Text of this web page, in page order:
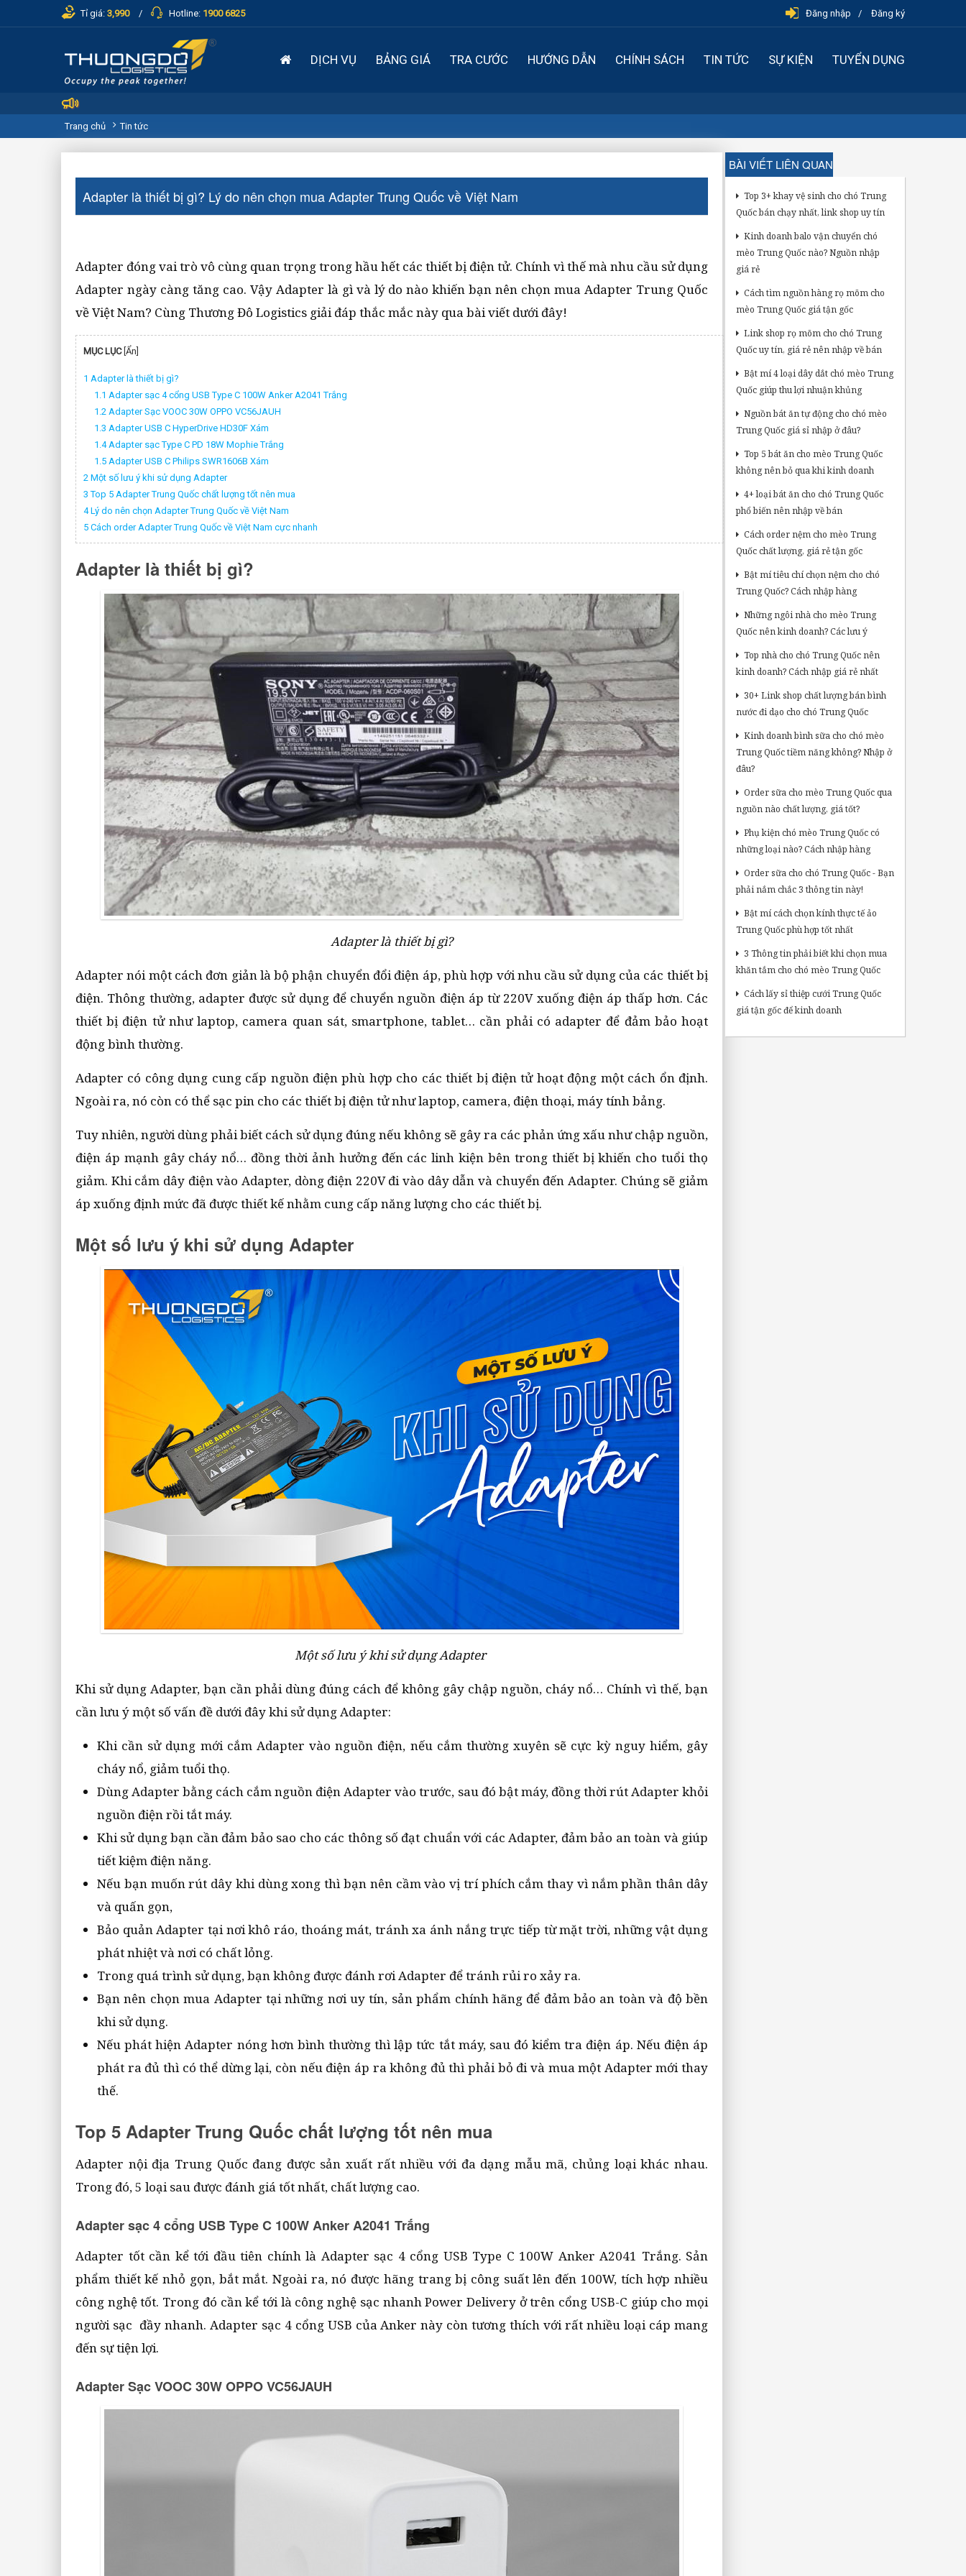
Tỉ giá: 3,990 Hotline: 1900 6825 Đăng nhập Đăng ký
DỊCH VỤ BẢNG GIÁ TRA CƯỚC HƯỚNG DẪN CHÍNH SÁCH TIN TỨC SỰ KIỆN TUYỂN DỤNG
Trang chủ Tin tức
Adapter là thiết bị gì? Lý do nên chọn mua Adapter Trung Quốc về Việt Nam
Adapter đóng vai trò vô cùng quan trọng trong hầu hết các thiết bị điện tử. Chính vì thế mà nhu cầu sử dụng
Adapter ngày càng tăng cao. Vậy Adapter là gì và lý do nào khiến bạn nên chọn mua Adapter Trung Quốc
về Việt Nam? Cùng Thương Đô Logistics giải đáp thắc mắc này qua bài viết dưới đây!
MỤC LỤC Ẩn
1 Adapter là thiết bị gì?
1.1 Adapter sạc 4 cổng USB Type C 100W Anker A2041 Trắng
1.2 Adapter Sạc VOOC 30W OPPO VC56JAUH
1.3 Adapter USB C HyperDrive HD30F Xám
1.4 Adapter sạc Type C PD 18W Mophie Trắng
1.5 Adapter USB C Philips SWR1606B Xám
2 Một số lưu ý khi sử dụng Adapter
3 Top 5 Adapter Trung Quốc chất lượng tốt nên mua
4 Lý do nên chọn Adapter Trung Quốc về Việt Nam
5 Cách order Adapter Trung Quốc về Việt Nam cực nhanh
Adapter là thiết bị gì?
Adapter là thiết bị gì?
Adapter nói một cách đơn giản là bộ phận chuyển đổi điện áp, phù hợp với nhu cầu sử dụng của các thiết bị
điện. Thông thường, adapter được sử dụng để chuyển nguồn điện áp từ 220V xuống điện áp thấp hơn. Các
thiết bị điện tử như laptop, camera quan sát, smartphone, tablet… cần phải có adapter để đảm bảo hoạt
động bình thường.
Adapter có công dụng cung cấp nguồn điện phù hợp cho các thiết bị điện tử hoạt động một cách ổn định.
Ngoài ra, nó còn có thể sạc pin cho các thiết bị điện tử như laptop, camera, điện thoại, máy tính bảng.
Tuy nhiên, người dùng phải biết cách sử dụng đúng nếu không sẽ gây ra các phản ứng xấu như chập nguồn,
điện áp mạnh gây cháy nổ… đồng thời ảnh hưởng đến các linh kiện bên trong thiết bị khiến cho tuổi thọ
giảm. Khi cắm dây điện vào Adapter, dòng điện 220V đi vào dây dẫn và chuyển đến Adapter. Chúng sẽ giảm
áp xuống định mức đã được thiết kế nhằm cung cấp năng lượng cho các thiết bị.
Một số lưu ý khi sử dụng Adapter
Một số lưu ý khi sử dụng Adapter
Khi sử dụng Adapter, bạn cần phải dùng đúng cách để không gây chập nguồn, cháy nổ… Chính vì thế, bạn
cần lưu ý một số vấn đề dưới đây khi sử dụng Adapter:
Khi cần sử dụng mới cắm Adapter vào nguồn điện, nếu cắm thường xuyên sẽ cực kỳ nguy hiểm, gây
cháy nổ, giảm tuổi thọ.
Dùng Adapter bằng cách cắm nguồn điện Adapter vào trước, sau đó bật máy, đồng thời rút Adapter khỏi
nguồn điện rồi tắt máy.
Khi sử dụng bạn cần đảm bảo sao cho các thông số đạt chuẩn với các Adapter, đảm bảo an toàn và giúp
tiết kiệm điện năng.
Nếu bạn muốn rút dây khi dùng xong thì bạn nên cầm vào vị trí phích cắm thay vì nắm phần thân dây
và quấn gọn,
Bảo quản Adapter tại nơi khô ráo, thoáng mát, tránh xa ánh nắng trực tiếp từ mặt trời, những vật dụng
phát nhiệt và nơi có chất lỏng.
Trong quá trình sử dụng, bạn không được đánh rơi Adapter để tránh rủi ro xảy ra.
Bạn nên chọn mua Adapter tại những nơi uy tín, sản phẩm chính hãng để đảm bảo an toàn và độ bền
khi sử dụng.
Nếu phát hiện Adapter nóng hơn bình thường thì lập tức tắt máy, sau đó kiểm tra điện áp. Nếu điện áp
phát ra đủ thì có thể dừng lại, còn nếu điện áp ra không đủ thì phải bỏ đi và mua một Adapter mới thay
thế.
Top 5 Adapter Trung Quốc chất lượng tốt nên mua
Adapter nội địa Trung Quốc đang được sản xuất rất nhiều với đa dạng mẫu mã, chủng loại khác nhau.
Trong đó, 5 loại sau được đánh giá tốt nhất, chất lượng cao.
Adapter sạc 4 cổng USB Type C 100W Anker A2041 Trắng
Adapter tốt cần kể tới đầu tiên chính là Adapter sạc 4 cổng USB Type C 100W Anker A2041 Trắng. Sản
phẩm thiết kế nhỏ gọn, bắt mắt. Ngoài ra, nó được hãng trang bị công suất lên đến 100W, tích hợp nhiều
công nghệ tốt. Trong đó cần kể tới là công nghệ sạc nhanh Power Delivery ở trên cổng USB-C giúp cho mọi
người sạc đầy nhanh. Adapter sạc 4 cổng USB của Anker này còn tương thích với rất nhiều loại cáp mang
đến sự tiện lợi.
Adapter Sạc VOOC 30W OPPO VC56JAUH
BÀI VIẾT LIÊN QUAN
Top 3+ khay vệ sinh cho chó Trung
Quốc bán chạy nhất, link shop uy tín
Kinh doanh balo vận chuyển chó
mèo Trung Quốc nào? Nguồn nhập
giá rẻ
Cách tìm nguồn hàng rọ mõm cho
mèo Trung Quốc giá tận gốc
Link shop rọ mõm cho chó Trung
Quốc uy tín, giá rẻ nên nhập về bán
Bật mí 4 loại dây dắt chó mèo Trung
Quốc giúp thu lợi nhuận khủng
Nguồn bát ăn tự động cho chó mèo
Trung Quốc giá sỉ nhập ở đâu?
Top 5 bát ăn cho mèo Trung Quốc
không nên bỏ qua khi kinh doanh
4+ loại bát ăn cho chó Trung Quốc
phổ biến nên nhập về bán
Cách order nệm cho mèo Trung
Quốc chất lượng, giá rẻ tận gốc
Bật mí tiêu chí chọn nệm cho chó
Trung Quốc? Cách nhập hàng
Những ngôi nhà cho mèo Trung
Quốc nên kinh doanh? Các lưu ý
Top nhà cho chó Trung Quốc nên
kinh doanh? Cách nhập giá rẻ nhất
30+ Link shop chất lượng bán bình
nước đi dạo cho chó Trung Quốc
Kinh doanh bình sữa cho chó mèo
Trung Quốc tiềm năng không? Nhập ở
đâu?
Order sữa cho mèo Trung Quốc qua
nguồn nào chất lượng, giá tốt?
Phụ kiện chó mèo Trung Quốc có
những loại nào? Cách nhập hàng
Order sữa cho chó Trung Quốc - Bạn
phải nắm chắc 3 thông tin này!
Bật mí cách chọn kính thực tế ảo
Trung Quốc phù hợp tốt nhất
3 Thông tin phải biết khi chọn mua
khăn tắm cho chó mèo Trung Quốc
Cách lấy sỉ thiệp cưới Trung Quốc
giá tận gốc để kinh doanh